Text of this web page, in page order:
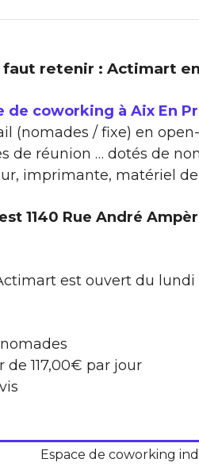
faut retenir : Actimart
coworking à Aix En
(nomades / fixe) en
de réunion … dotés de
imprimante, matériel
1140 Rue André
est ouvert du
117,00€ par jour
Espace de coworking